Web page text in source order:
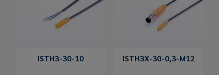
ISTH3-30-10 ISTH3X-30-0,3-M12